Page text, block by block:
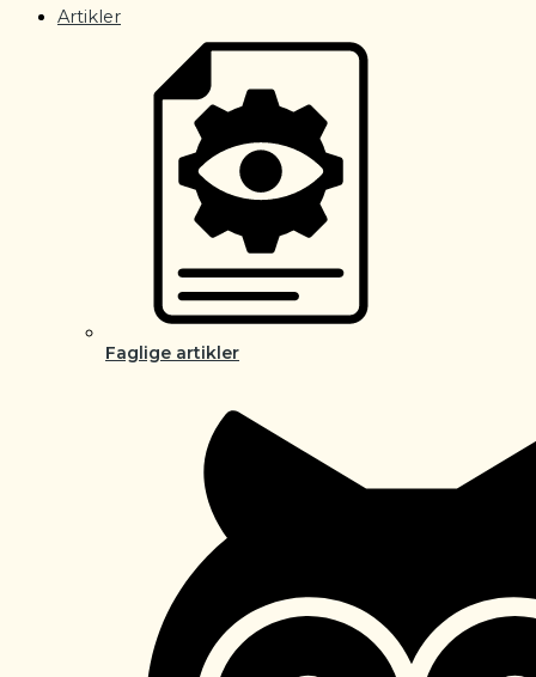
Artikler
Faglige artikler